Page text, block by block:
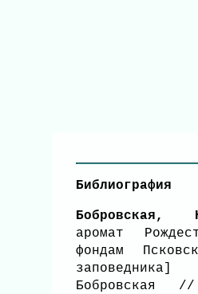
Библиография
Бобровская,
аромат
фондам
Бобровская